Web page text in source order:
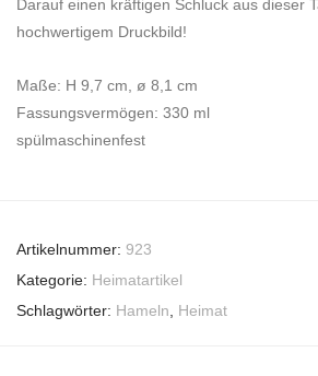
Darauf einen kräftigen Schluck aus dieser
hochwertigem Druckbild!
Maße: H 9,7 cm, ø 8,1 cm
Fassungsvermögen: 330 ml
spülmaschinenfest
Artikelnummer: 923
Kategorie: Heimatartikel
Schlagwörter: Hameln, Heimat